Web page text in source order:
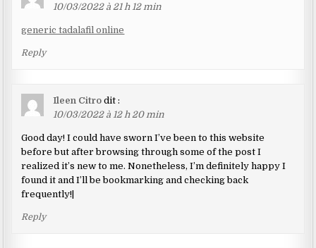
10/03/2022 à 21 h 12 min
generic tadalafil online
Reply
Ileen Citro dit :
10/03/2022 à 12 h 20 min
Good day! I could have sworn I’ve been to this website
before but after browsing through some of the post I
realized it’s new to me. Nonetheless, I’m definitely happy I
found it and I’ll be bookmarking and checking back
frequently!|
Reply